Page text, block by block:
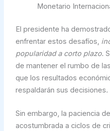
Monetario
El presidente ha
enfrentar estos desafíos,
popularidad a corto plazo.
de mantener el rumbo de
que los resultados
respaldarán sus decisiones.
Sin embargo, la paciencia
acostumbrada a ciclos de